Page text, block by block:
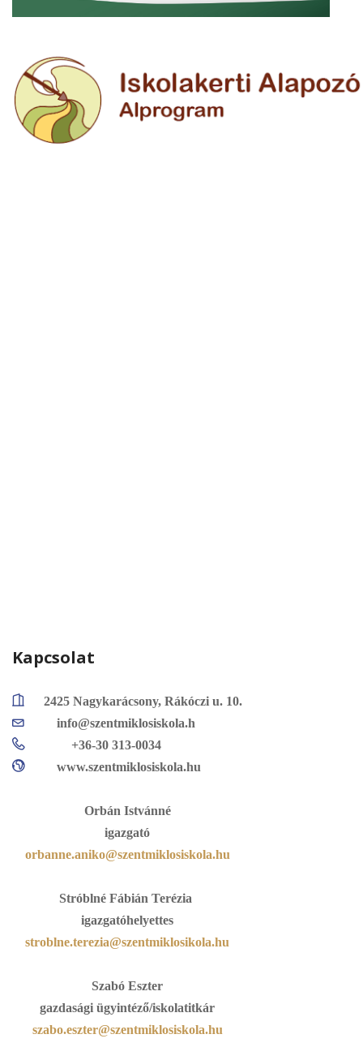
Kapcsolat
2425 Nagykarácsony, Rákóczi u. 10.
info@szentmiklosiskola.h
+36-30 313-0034
www.szentmiklosiskola.hu
Orbán Istvánné
igazgató
orbanne.aniko@szentmiklosiskola.hu
Stróblné Fábián Terézia
igazgatóhelyettes
stroblne.terezia@szentmiklosikola.hu
Szabó Eszter
gazdasági ügyintéző/iskolatitkár
szabo.eszter@szentmiklosiskola.hu